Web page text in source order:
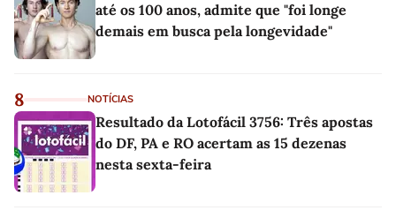
até os 100 anos, admite que "foi longe
demais em busca pela longevidade"
8 NOTÍCIAS
Resultado da Lotofácil 3756: Três apostas
do DF, PA e RO acertam as 15 dezenas
nesta sexta-feira